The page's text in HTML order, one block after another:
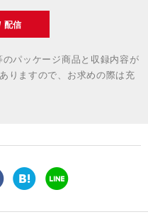
配信
パッケージ商品と収録内容が
りますので、お求めの際は充